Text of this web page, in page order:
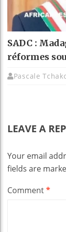
SADC :
réformes
Pascale
LEAVE A
Your email
fields are
Comment*